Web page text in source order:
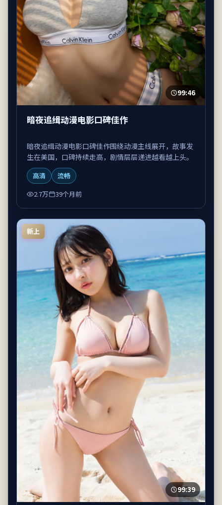
99:46
暗夜追缉动漫电影口碑佳作
暗夜追缉动漫电影口碑佳作围绕动漫主线展开，故事发
生在美国，口碑持续走高，剧情层层递进越看越上头。
高清
流畅
2.7万
39个月前
新上
99:39